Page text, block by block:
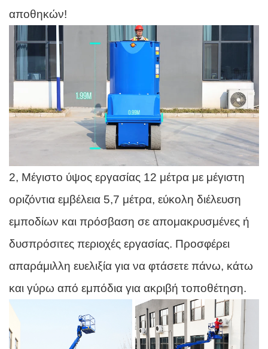
αποθηκών!
2, Μέγιστο ύψος εργασίας 12 μέτρα με μέγιστη
οριζόντια εμβέλεια 5,7 μέτρα, εύκολη διέλευση
εμποδίων και πρόσβαση σε απομακρυσμένες ή
δυσπρόσιτες περιοχές εργασίας. Προσφέρει
απαράμιλλη ευελιξία για να φτάσετε πάνω, κάτω
και γύρω από εμπόδια για ακριβή τοποθέτηση.